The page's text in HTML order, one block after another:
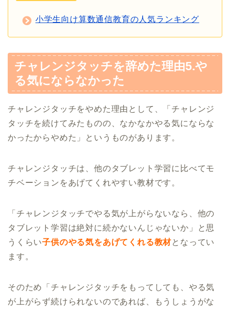
小学生向け算数通信教育の人気ランキング
チャレンジタッチを辞めた理由5.や
る気にならなかった
チャレンジタッチをやめた理由として、「チャレンジ
タッチを続けてみたものの、なかなかやる気にならな
かったからやめた」というものがあります。
チャレンジタッチは、他のタブレット学習に比べてモ
チベーションをあげてくれやすい教材です。
「チャレンジタッチでやる気が上がらないなら、他の
タブレット学習は絶対に続かないんじゃないか」と思
うくらい子供のやる気をあげてくれる教材となってい
ます。
そのため「チャレンジタッチをもってしても、やる気
が上がらず続けられないのであれば、もうしょうがな